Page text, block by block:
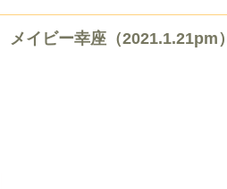
メイビー幸座（2021.1.21pm）